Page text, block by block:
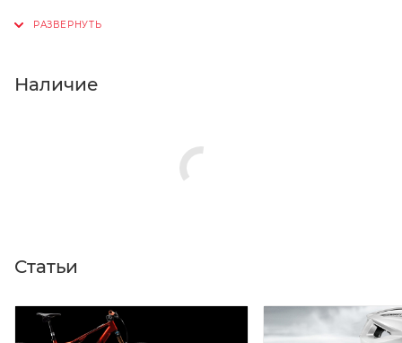
Нажмите кнопку «Оформить заказ».
Наличие
Статьи